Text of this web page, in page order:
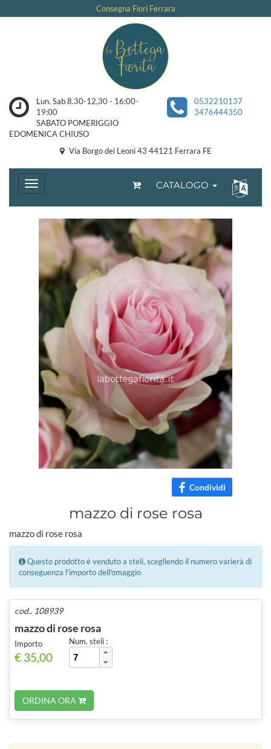
Consegna Fiori Ferrara
Lun. Sab 8.30-12,30 - 16:00-
19:00
SABATO POMERIGGIO
EDOMENICA CHIUSO
0532210137
3476444350
Via Borgo dei Leoni 43 44121 Ferrara FE
CATALOGO
Condividi
mazzo di rose rosa
mazzo di rose rosa
Questo prodotto è venduto a steli, scegliendo il numero varierà di
conseguenza l'importo dell'omaggio
cod.. 108939
mazzo di rose rosa
Importo
€ 35,00
Num. steli :
ORDINA ORA